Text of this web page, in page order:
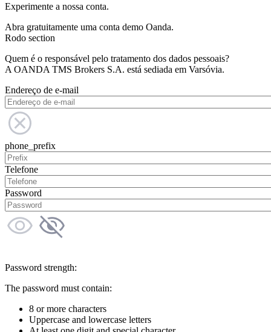
Experimente a nossa conta.
Abra gratuitamente uma conta demo Oanda.
Rodo section
Quem é o responsável pelo tratamento dos dados pessoais?
A OANDA TMS Brokers S.A. está sediada em Varsóvia.
Endereço de e-mail
phone_prefix
Telefone
Password
Password strength:
The password must contain:
8 or more characters
Uppercase and lowercase letters